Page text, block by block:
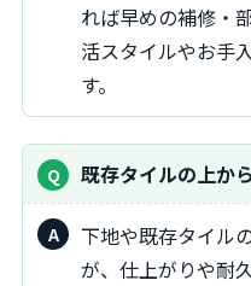
れば早めの補修・
活スタイルやお手
す。
既存タイルの上
下地や既存タイルの状態によっては可能です
が、仕上がりや耐